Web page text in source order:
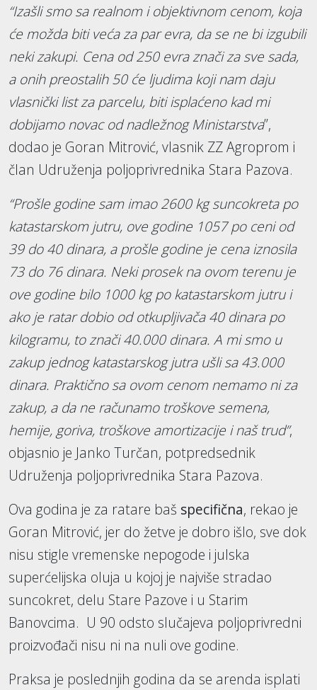
“Izašli smo sa realnom i objektivnom cenom, koja
će možda biti veća za par evra, da se ne bi izgubili
neki zakupi. Cena od 250 evra znači za sve sada,
a onih preostalih 50 će ljudima koji nam daju
vlasnički list za parcelu, biti isplaćeno kad mi
dobijamo novac od nadležnog Ministarstva”,
dodao je Goran Mitrović, vlasnik ZZ Agroprom i
član Udruženja poljoprivrednika Stara Pazova.
“Prošle godine sam imao 2600 kg suncokreta po
katastarskom jutru, ove godine 1057 po ceni od
39 do 40 dinara, a prošle godine je cena iznosila
73 do 76 dinara. Neki prosek na ovom terenu je
ove godine bilo 1000 kg po katastarskom jutru i
ako je ratar dobio od otkupljivača 40 dinara po
kilogramu, to znači 40.000 dinara. A mi smo u
zakup jednog katastarskog jutra ušli sa 43.000
dinara. Praktično sa ovom cenom nemamo ni za
zakup, a da ne računamo troškove semena,
hemije, goriva, troškove amortizacije i naš trud”,
objasnio je Janko Turčan, potpredsednik
Udruženja poljoprivrednika Stara Pazova.
Ova godina je za ratare baš specifična, rekao je
Goran Mitrović, jer do žetve je dobro išlo, sve dok
nisu stigle vremenske nepogode i julska
superćelijska oluja u kojoj je najviše stradao
suncokret, delu Stare Pazove i u Starim
Banovcima. U 90 odsto slučajeva poljoprivredni
proizvođači nisu ni na nuli ove godine.
Praksa je poslednjih godina da se arenda isplati